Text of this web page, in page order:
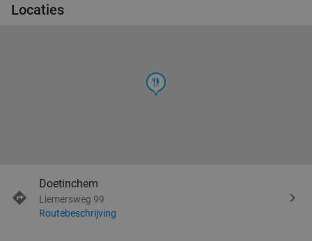
Locaties
food
Doetinchem
Liemersweg 99
Routebeschrijving